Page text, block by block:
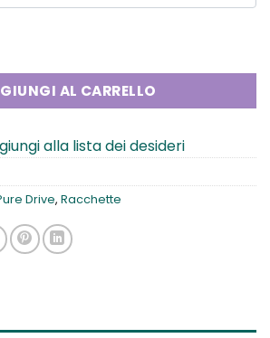
Team Gen11 quantità
AL CARRELLO
alla lista dei desideri
Drive, Racchette